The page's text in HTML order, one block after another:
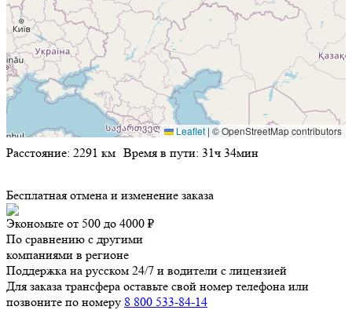
Leaflet | © OpenStreetMap contributors
Расстояние: 2291 км Время в пути: 31ч 34мин
Бесплатная отмена и изменение заказа
Экономьте от 500 до 4000 ₽
По сравнению с другими
компаниями в регионе
Поддержка на русском 24/7 и водители с лицензией
Для заказа трансфера оставьте свой номер телефона или
позвоните по номеру 8 800 533-84-14